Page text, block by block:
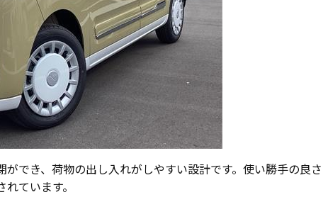
でき、荷物の出し入れがしやすい設計です。使い勝手の良さ
ています。